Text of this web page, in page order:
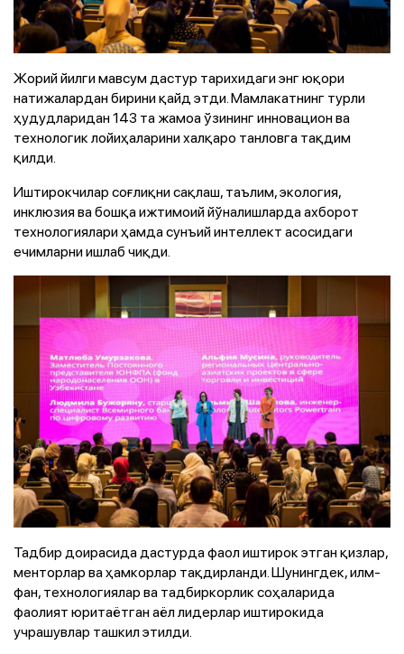
Жорий йилги мавсум дастур тарихидаги энг юқори
натижалардан бирини қайд этди. Мамлакатнинг турли
ҳудудларидан 143 та жамоа ўзининг инновацион ва
технологик лойиҳаларини халқаро танловга тақдим
қилди.
Иштирокчилар соғлиқни сақлаш, таълим, экология,
инклюзия ва бошқа ижтимоий йўналишларда ахборот
технологиялари ҳамда сунъий интеллект асосидаги
ечимларни ишлаб чиқди.
Тадбир доирасида дастурда фаол иштирок этган қизлар,
менторлар ва ҳамкорлар тақдирланди. Шунингдек, илм-
фан, технологиялар ва тадбиркорлик соҳаларида
фаолият юритаётган аёл лидерлар иштирокида
учрашувлар ташкил этилди.